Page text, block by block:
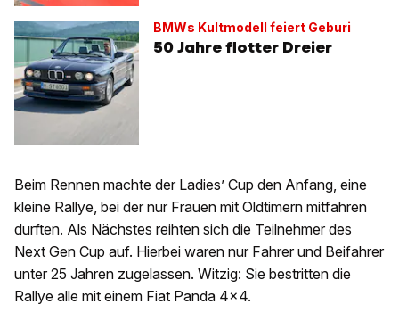
BMWs Kultmodell feiert Geburi
50 Jahre flotter Dreier
Beim Rennen machte der Ladies’ Cup den Anfang, eine
kleine Rallye, bei der nur Frauen mit Oldtimern mitfahren
durften. Als Nächstes reihten sich die Teilnehmer des
Next Gen Cup auf. Hierbei waren nur Fahrer und Beifahrer
unter 25 Jahren zugelassen. Witzig: Sie bestritten die
Rallye alle mit einem Fiat Panda 4x4.